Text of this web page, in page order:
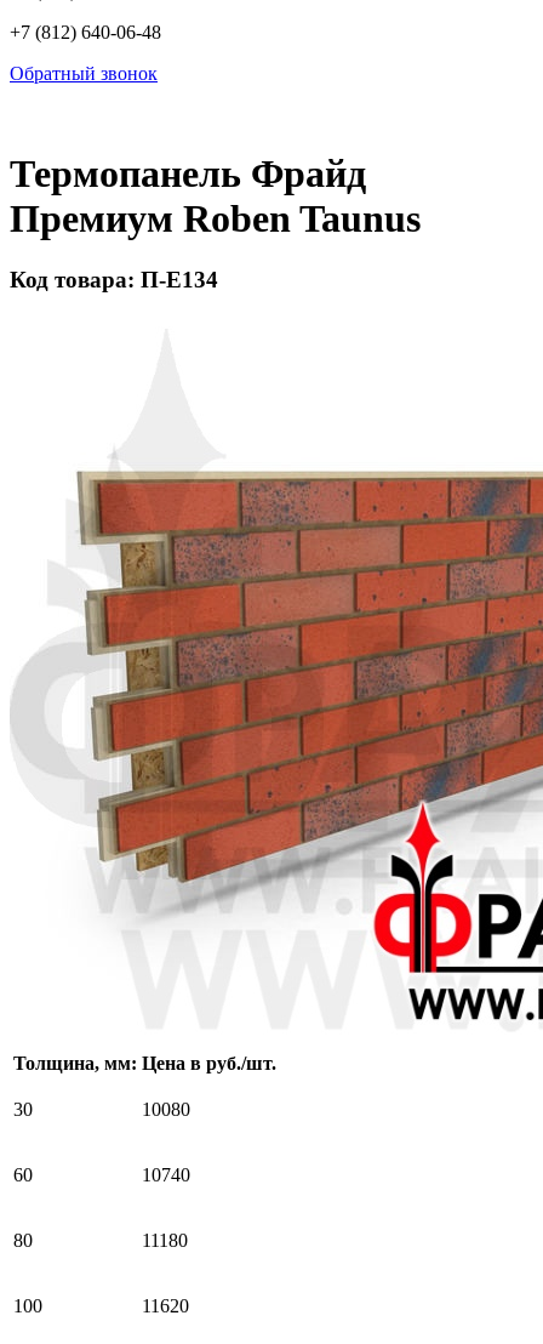
+7 (812) 640-06-48
Обратный звонок
Термопанель Фрайд
Премиум Roben Taunus
Код товара: П-Е134
Толщина, мм: Цена в руб./шт.
30 10080
60 10740
80 11180
100 11620